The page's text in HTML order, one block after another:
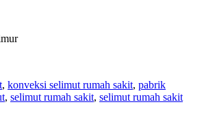
, konveksi selimut rumah sakit, pabrik
, selimut rumah sakit, selimut rumah sakit